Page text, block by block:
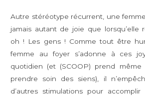
Autre stéréotype récurrent, une
jamais autant de joie que lorsqu’elle
oh ! Les gens ! Comme tout être
femme au foyer s’adonne à ces
quotidien (et (SCOOP) prend
prendre soin des siens), il
d’autres stimulations pour